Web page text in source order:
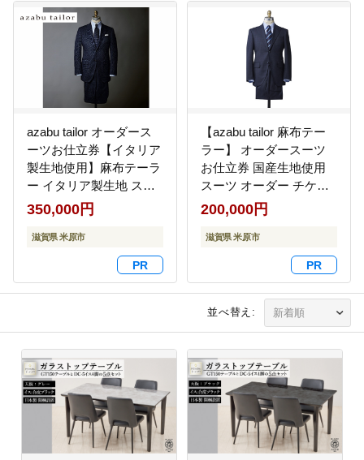
azabu tailor オーダース
ーツお仕立券【イタリア
製生地使用】麻布テーラ
ー イタリア製生地 スー
ツ オーダー ラグジュア
リー シングル チケット
券 ファッション 服 男性
メンズ 紳士服 ビジネス
フォーマル セットアッ
プ 礼服 結婚式 卒業式 成
350,000円
滋賀県 米原市
【azabu tailor 麻布テー
ラー】 オーダースーツ
お仕立券 国産生地使用
スーツ オーダー チケッ
ト ファッション 服 メン
ズ ビジネス 紳士服 上下
セットアップ 卒業式 成
人式 国産 日本製 高級
200,000円
滋賀県 米原市
並べ替え: